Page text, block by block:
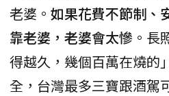
老婆。 如果花費不節制、
靠老婆，老婆會太慘 。長
得越久，幾個百萬在燒的
全，台灣最多三寶跟酒駕